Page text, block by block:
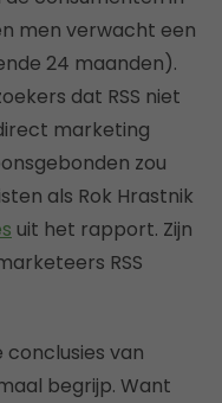
men verwacht een
24 maanden).
dat RSS niet
marketing
zou
als Rok Hrastnik
uit het rapport. Zijn
RSS
conclusies van
begrijp. Want